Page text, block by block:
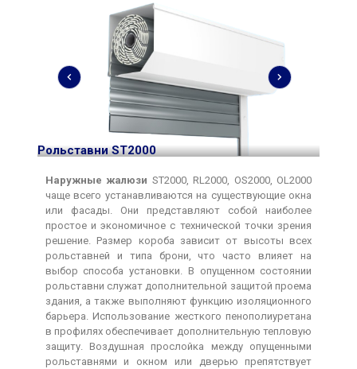
Рольставни ST2000
Наружные жалюзи ST2000, RL2000, OS2000, OL2000
чаще всего устанавливаются на существующие окна
или фасады. Они представляют собой наиболее
простое и экономичное с технической точки зрения
решение. Размер короба зависит от высоты всех
рольставней и типа брони, что часто влияет на
выбор способа установки. В опущенном состоянии
рольставни служат дополнительной защитой проема
здания, а также выполняют функцию изоляционного
барьера. Использование жесткого пенополиуретана
в профилях обеспечивает дополнительную тепловую
защиту. Воздушная прослойка между опущенными
рольставнями и окном или дверью препятствует